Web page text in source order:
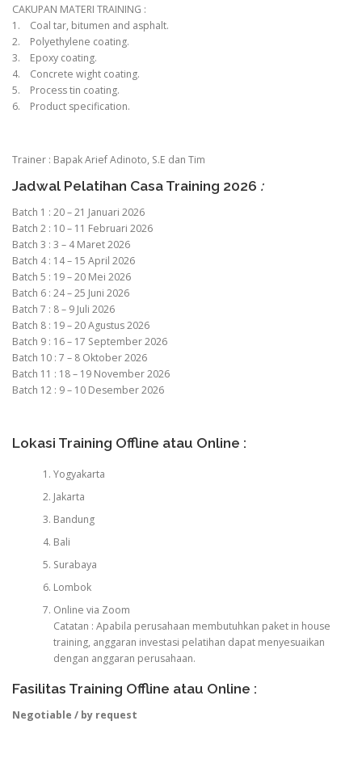
CAKUPAN MATERI TRAINING :
1. Coal tar, bitumen and asphalt.
2. Polyethylene coating.
3. Epoxy coating.
4. Concrete wight coating.
5. Process tin coating.
6. Product specification.
Trainer : Bapak Arief Adinoto, S.E dan Tim
Jadwal Pelatihan Casa Training 2026 :
Batch 1 : 20 – 21 Januari 2026
Batch 2 : 10 – 11 Februari 2026
Batch 3 : 3 – 4 Maret 2026
Batch 4 : 14 – 15 April 2026
Batch 5 : 19 – 20 Mei 2026
Batch 6 : 24 – 25 Juni 2026
Batch 7 : 8 – 9 Juli 2026
Batch 8 : 19 – 20 Agustus 2026
Batch 9 : 16 – 17 September 2026
Batch 10 : 7 – 8 Oktober 2026
Batch 11 : 18 – 19 November 2026
Batch 12 : 9 – 10 Desember 2026
Lokasi Training Offline atau Online :
Yogyakarta
Jakarta
Bandung
Bali
Surabaya
Lombok
Online via Zoom
Catatan : Apabila perusahaan membutuhkan paket in house
training, anggaran investasi pelatihan dapat menyesuaikan
dengan anggaran perusahaan.
Fasilitas Training Offline atau Online :
Negotiable / by request